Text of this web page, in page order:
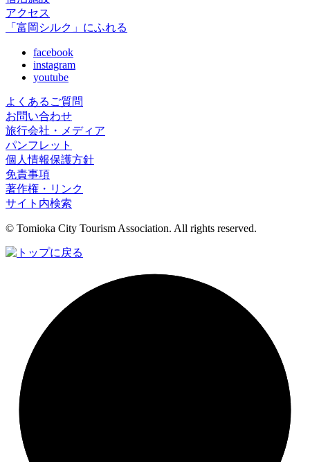
アクセス
「富岡シルク」にふれる
facebook
instagram
youtube
よくあるご質問
お問い合わせ
旅行会社・メディア
パンフレット
個人情報保護方針
免責事項
著作権・リンク
サイト内検索
© Tomioka City Tourism Association. All rights reserved.